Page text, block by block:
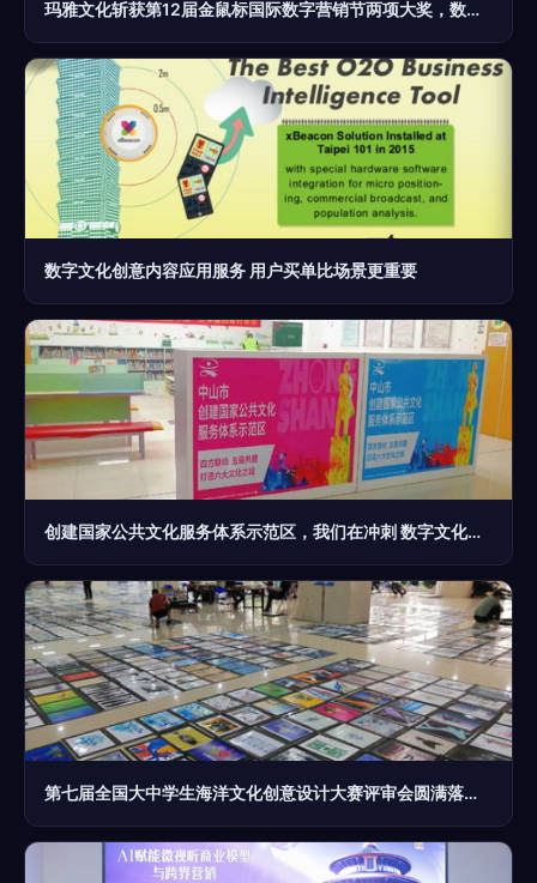
玛雅文化斩获第12届金鼠标国际数字营销节两项大奖，数字文化创意内容应用服务再创高峰
数字文化创意内容应用服务 用户买单比场景更重要
创建国家公共文化服务体系示范区，我们在冲刺 数字文化创意内容应用服务的探索与实践
第七届全国大中学生海洋文化创意设计大赛评审会圆满落幕 聚焦数字文化创意内容应用服务新生态